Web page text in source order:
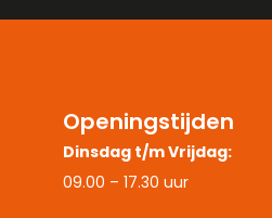
Openingstijden
Dinsdag t/m Vrijdag:
09.00 – 17.30 uur